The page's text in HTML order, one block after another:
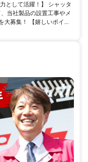
として活躍！】 シャッタ
当社製品の設置工事やメ
大募集！ 【嬉しいポイ...